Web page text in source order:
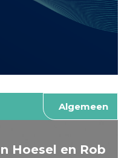
Algemeen
Hoesel en Rob